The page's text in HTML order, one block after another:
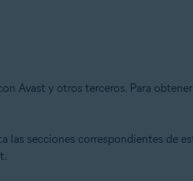
Avast y otros terceros. Para
secciones correspondientes de